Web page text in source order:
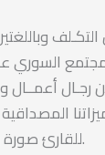
أعمــال
للقارئ صورة واقعية وشفافة وملتزمة.